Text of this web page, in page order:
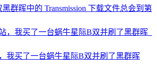
群晖中的 Transmission 下载文件总会到第
我买了一台蜗牛星际B双并刷了黑群晖